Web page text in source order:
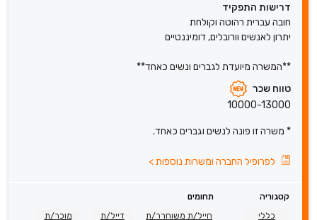
דרישות התפקיד
חובה עברית רהוטה וקולחת
יתרון לאנשים וורובלים, דומיננטיים
**המשרה מיועדת לגברים ונשים כאחד**
טווח שכר
10000-13000
* משרה זו פונה לנשים וגברים כאחד.
לפרופיל החברה ומשרות נוספות>
קטגוריה
תחומים
כללי
חייל/ת משוחרר/ת דייל/ת מוכר/ת